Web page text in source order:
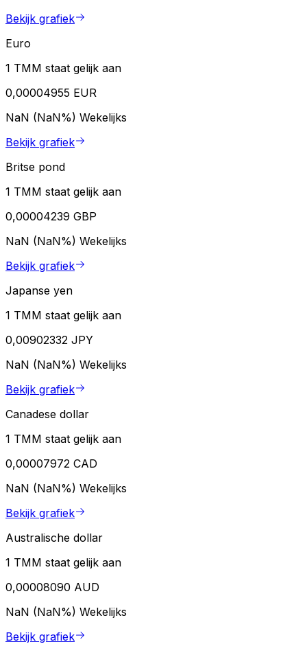
Bekijk grafiek
Euro
1 TMM staat gelijk aan
0,00004955 EUR
NaN (NaN%) Wekelijks
Bekijk grafiek
Britse pond
1 TMM staat gelijk aan
0,00004239 GBP
NaN (NaN%) Wekelijks
Bekijk grafiek
Japanse yen
1 TMM staat gelijk aan
0,00902332 JPY
NaN (NaN%) Wekelijks
Bekijk grafiek
Canadese dollar
1 TMM staat gelijk aan
0,00007972 CAD
NaN (NaN%) Wekelijks
Bekijk grafiek
Australische dollar
1 TMM staat gelijk aan
0,00008090 AUD
NaN (NaN%) Wekelijks
Bekijk grafiek